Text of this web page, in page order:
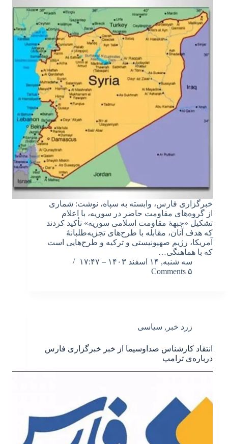
خبرگزاری فارس، وابسته به سپاه، نوشت: شماری
از گروه‌های مقاومت حاضر در سوریه، با اعلام
تشکیل «جبهۀ مقاومت اسلامی سوریه» تأکید کردند
که هدف آنان، مقابله با طرح‌های تجزیه‌طلبانۀ
آمریکا، رژیم صهیونیستی و ترکیه و طرح‌هایی است
که با هماهنگی…
سه شنبه, ۱۴ اسفند ۱۴۰۳ – ۱۷:۴۷
۵ Comments
زرد خبر , سیاسی
انتقاد کارشناس صداوسیما از خبر خبرگزاری فارس
درباره‌ی ترامپ